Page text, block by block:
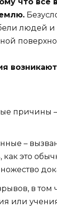
людей
причины
–
как это
в
или